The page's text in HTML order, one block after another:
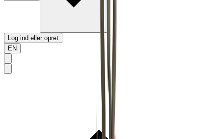
Log ind eller opret
EN